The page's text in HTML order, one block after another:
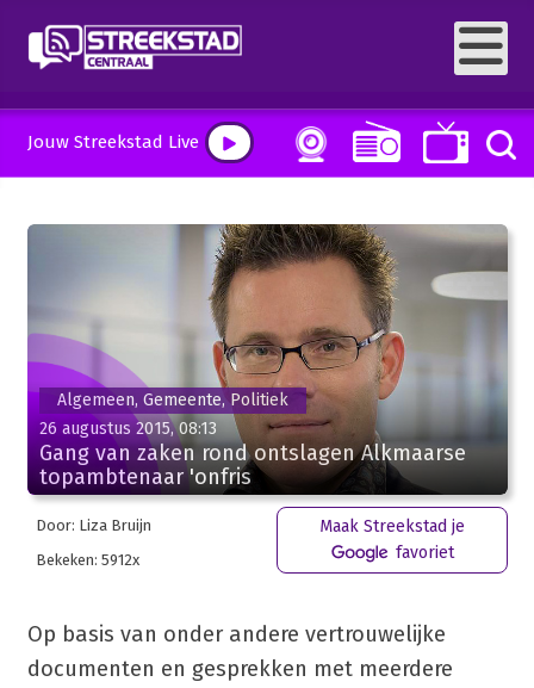
Jouw Streekstad Live
Algemeen, Gemeente, Politiek
26 augustus 2015, 08:13
Gang van zaken rond ontslagen Alkmaarse
topambtenaar 'onfris
Door: Liza Bruijn
Bekeken: 5912x
Maak Streekstad je
favoriet
Op basis van onder andere vertrouwelijke
documenten en gesprekken met meerdere